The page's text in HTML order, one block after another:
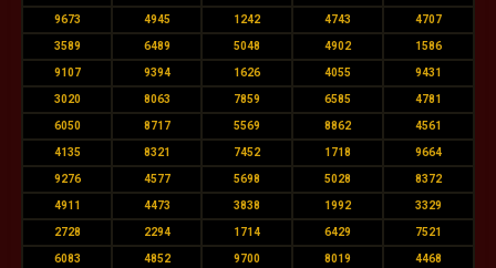
9673 4945 1242 4743 4707
3589 6489 5048 4902 1586
9107 9394 1626 4055 9431
3020 8063 7859 6585 4781
6050 8717 5569 8862 4561
4135 8321 7452 1718 9664
9276 4577 5698 5028 8372
4911 4473 3838 1992 3329
2728 2294 1714 6429 7521
6083 4852 9700 8019 4468